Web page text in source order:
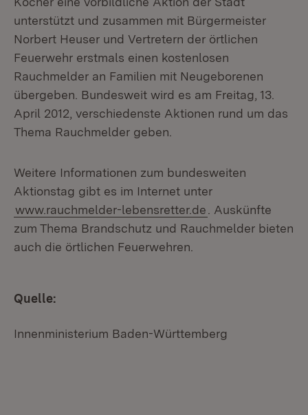
unterstützt und zusammen mit Bürgermeister
Norbert Heuser und Vertretern der örtlichen
Feuerwehr erstmals einen kostenlosen
Rauchmelder an Familien mit Neugeborenen
übergeben. Bundesweit wird es am Freitag, 13.
April 2012, verschiedenste Aktionen rund um das
Thema Rauchmelder geben.
Weitere Informationen zum bundesweiten
Aktionstag gibt es im Internet unter
www.rauchmelder-lebensretter.de
. Auskünfte
zum Thema Brandschutz und Rauchmelder bieten
auch die örtlichen Feuerwehren.
Quelle:
Innenministerium Baden-Württemberg